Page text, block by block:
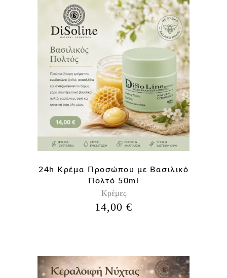
24h Κρέμα Προσώπου με Βασιλικό
Πολτό 50ml
Κρέμες
14,00€